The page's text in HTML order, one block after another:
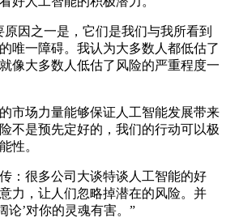
因之一是，它们是我们与我所看到
唯一障碍。我认为大多数人都低估了
像大多数人低估了风险的严重程度一
场力量能够保证人工智能发展带来
不是预先定好的，我们的行动可以极
性。
很多公司大谈特谈人工智能的好
力，让人们忽略掉潜在的风险。并
论’对你的灵魂有害。”